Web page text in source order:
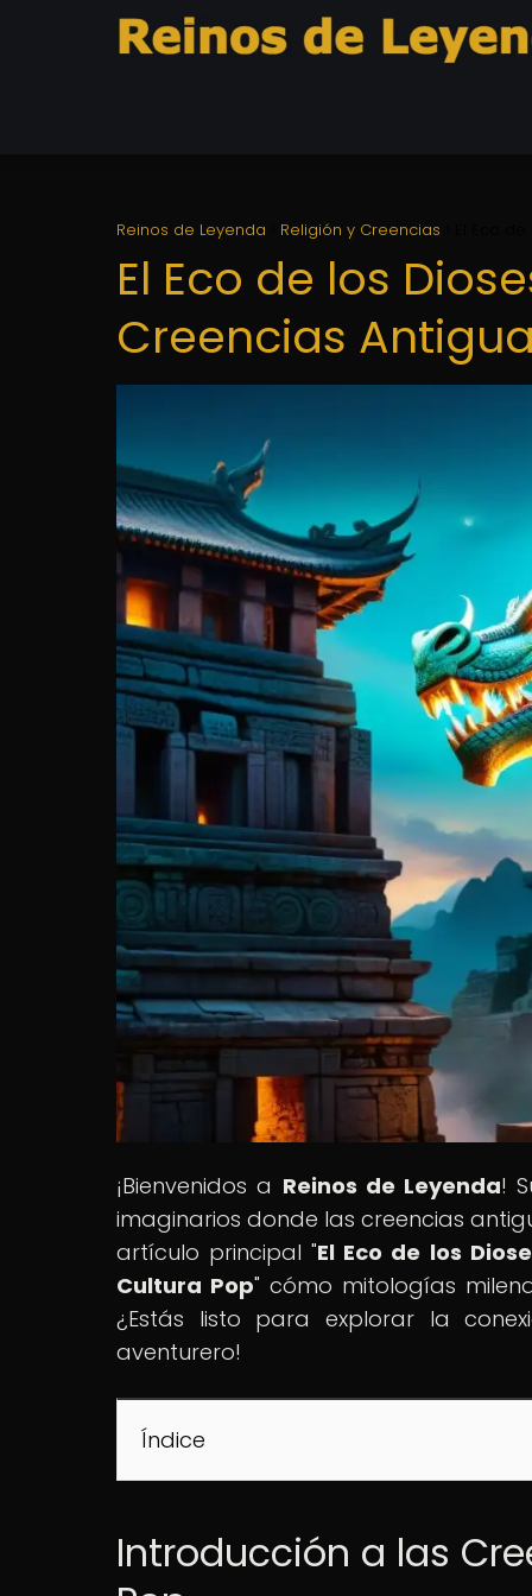
Reinos de Leyenda Religión y Creencias
El Eco de los
Creencias
¡Bienvenidos a Reinos de Leyenda!
imaginarios donde las creencias
artículo principal "El Eco de los
Cultura Pop" cómo mitologías
¿Estás listo para explorar la
aventurero!
Índice
Introducción a las